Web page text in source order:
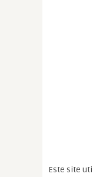
Este site